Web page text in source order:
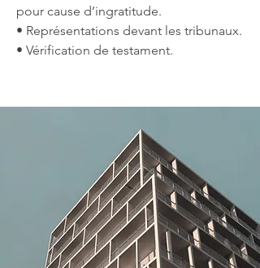
pour cause d’ingratitude.
• Représentations devant les tribunaux.
• Vérification de testament.